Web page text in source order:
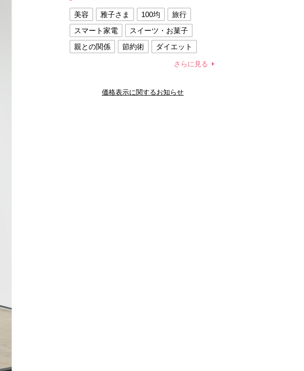
美容 雅子さま 100均
旅行
スマート家電
スイーツ・お菓子
親との関係
節約術
ダイエット
夫との関係
新津春子 どか食い
さらに見る
価格表示に関するお知らせ